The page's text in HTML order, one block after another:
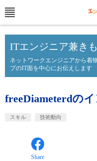
ITエンジニア兼き
ネットワークエンジニアから着
プのIT面を中心にお伝えします
freeDiameterdの
スキル 技術動向
Share